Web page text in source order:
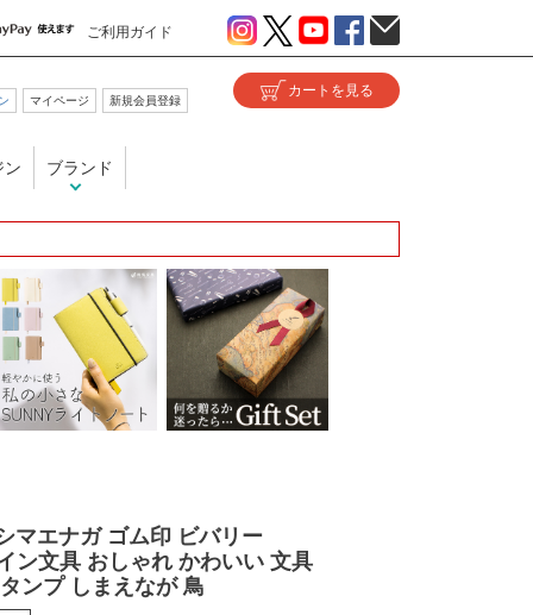
ご利用ガイド
マイページ 新規会員登録
ン ブランド
マエナガ ゴム印 ビバリー
ン文具 おしゃれ かわいい 文具
ンプ しまえなが 鳥